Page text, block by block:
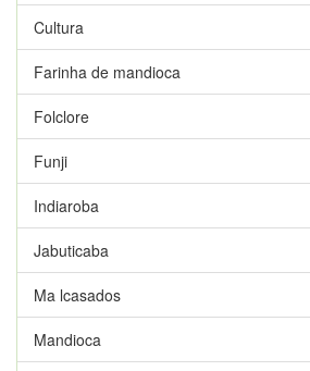
Cultura
Farinha de mandioca
Folclore
Funji
Indiaroba
Jabuticaba
Ma lcasados
Mandioca